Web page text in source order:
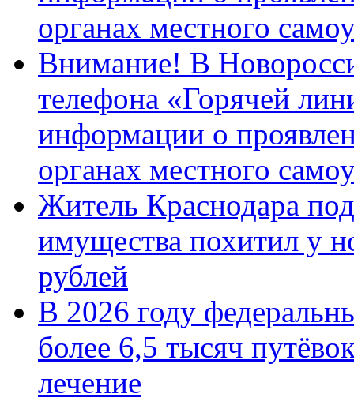
органах местного
Внимание! В
телефона «Горячей
информации о
органах местного
Житель Краснодара
имущества похитил у
рублей
В 2026 году
более 6,5 тысяч
лечение